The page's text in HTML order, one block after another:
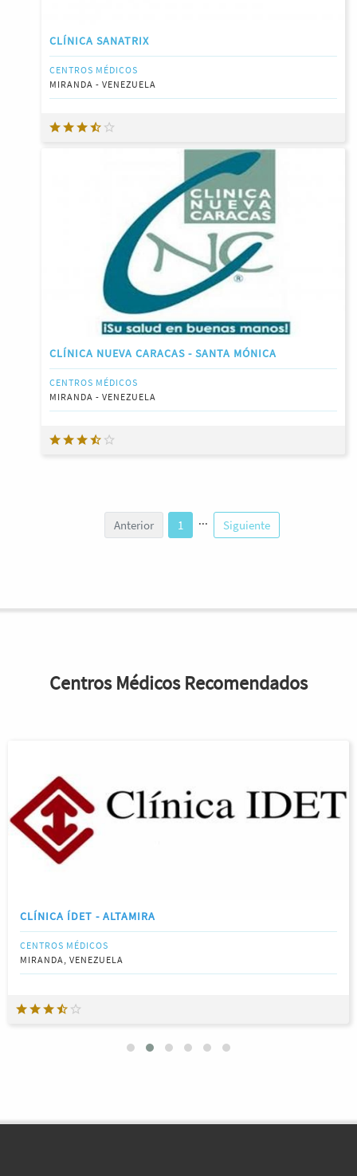
CLÍNICA SANATRIX
CENTROS MÉDICOS
MIRANDA - VENEZUELA
CLÍNICA NUEVA CARACAS - SANTA MÓNICA
CENTROS MÉDICOS
MIRANDA - VENEZUELA
Anterior 1 ... Siguiente
Centros Médicos Recomendados
CLÍNICA ÍDET - ALTAMIRA
CENTROS MÉDICOS
MIRANDA, VENEZUELA